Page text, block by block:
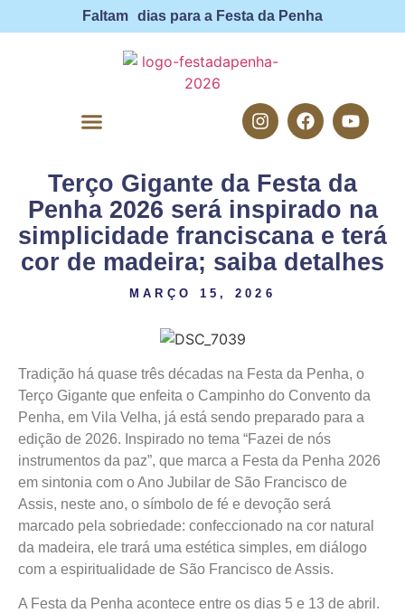
Faltam dias para a Festa da Penha
Terço Gigante da Festa da
Penha 2026 será inspirado na
simplicidade franciscana e terá
cor de madeira; saiba detalhes
MARÇO 15, 2026
Tradição há quase três décadas na Festa da Penha, o
Terço Gigante que enfeita o Campinho do Convento da
Penha, em Vila Velha, já está sendo preparado para a
edição de 2026. Inspirado no tema “Fazei de nós
instrumentos da paz”, que marca a Festa da Penha 2026
em sintonia com o Ano Jubilar de São Francisco de
Assis, neste ano, o símbolo de fé e devoção será
marcado pela sobriedade: confeccionado na cor natural
da madeira, ele trará uma estética simples, em diálogo
com a espiritualidade de São Francisco de Assis.
A Festa da Penha acontece entre os dias 5 e 13 de abril.